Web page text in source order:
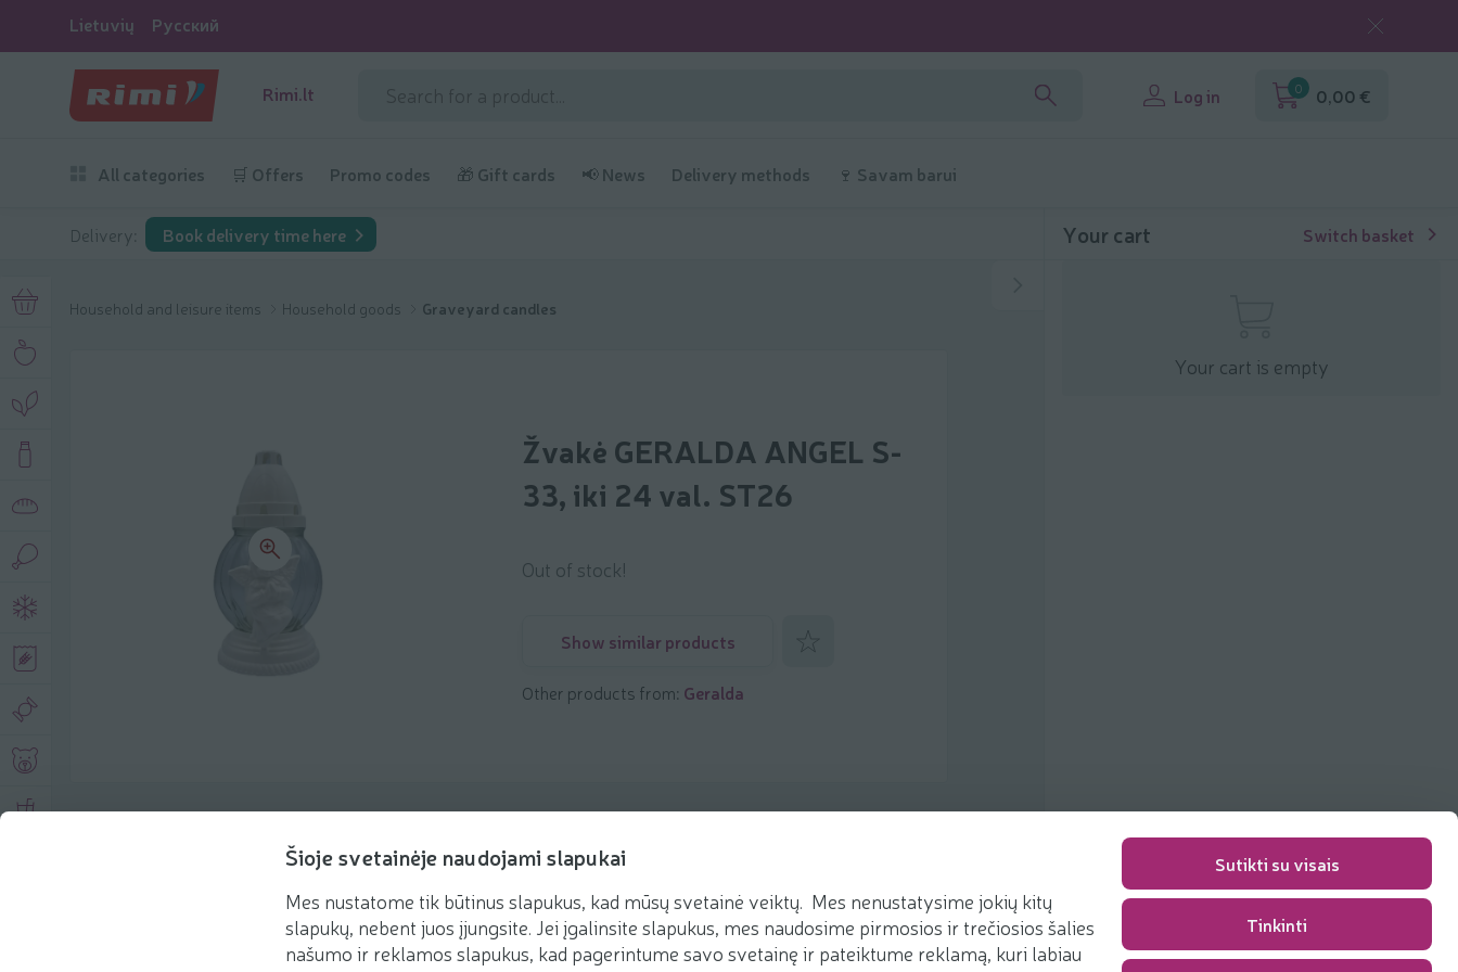
Šioje svetainėje naudojami slapukai
Mes nustatome tik būtinus slapukus, kad mūsų svetainė veiktų. Mes nenustatysime jokių kitų
slapukų, nebent juos įjungsite. Jei įgalinsite slapukus, mes naudosime pirmosios ir trečiosios šalies
našumo ir reklamos slapukus, kad pagerintume savo svetainę ir pateiktume reklamą, kuri labiau
Sutikti su visais
Tinkinti
Lietuvių Русский
Rimi.lt Log in 0 0,00 €
All categories 🛒 Offers Promo codes 🎁 Gift cards 📢 News Delivery methods 🍷 Savam barui
Delivery: Book delivery time here
Household and leisure items Household goods Graveyard candles
Žvakė GERALDA ANGEL S-
33, iki 24 val. ST26
Out of stock!
Show similar products
Other products from: Geralda
Product description
Recommendations
Your cart Switch basket
Your cart is empty
Packaging fee 0,00 €